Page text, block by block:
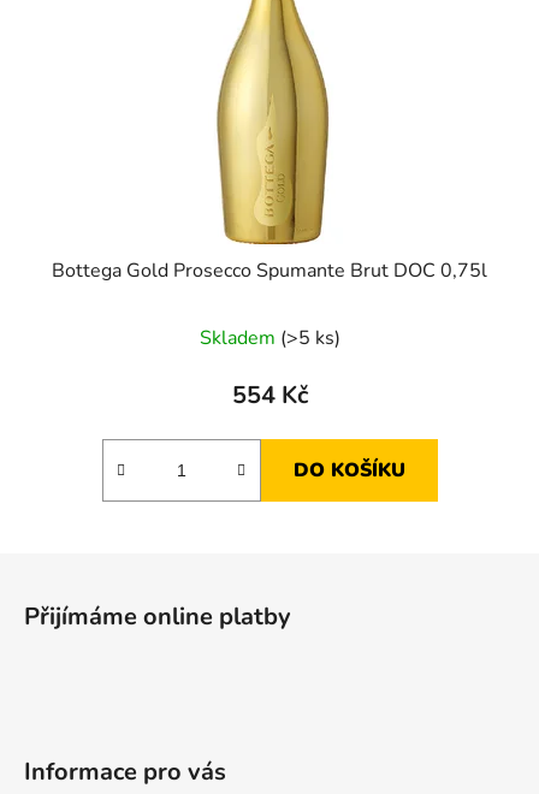
Bottega Gold Prosecco Spumante Brut DOC 0,75l
Skladem (>5 ks)
554 Kč
DO KOŠÍKU
Přijímáme online platby
Informace pro vás